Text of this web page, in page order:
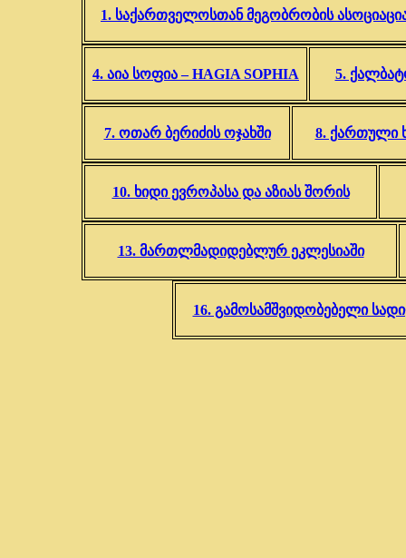
1. საქართველოსთან მეგობრობის
4. აია სოფია – HAGIA SOPHIA 5.
7. ოთარ ბერიძის ოჯახში 8. ქართული
10. ხიდი ევროპასა და აზიას შორის
13. მართლმადიდებლურ ეკლესიაში
16. გამოსამშვიდობებელი